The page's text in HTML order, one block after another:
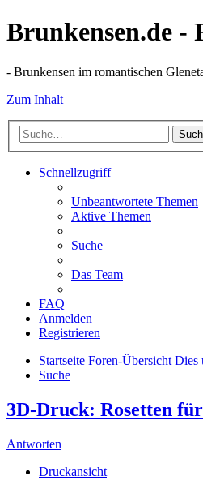
Brunkensen.de -
- Brunkensen im romantischen
Zum Inhalt
Schnellzugriff
Unbeantwortete Themen
Aktive Themen
Suche
Das Team
FAQ
Anmelden
Registrieren
Startseite Foren-Übersicht Dies
Suche
3D-Druck: Rosetten
Antworten
Druckansicht